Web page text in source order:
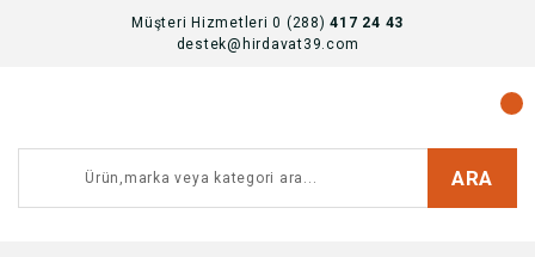
Müşteri Hizmetleri 0 (288)417 24 43
destek@hirdavat39.com
ARA